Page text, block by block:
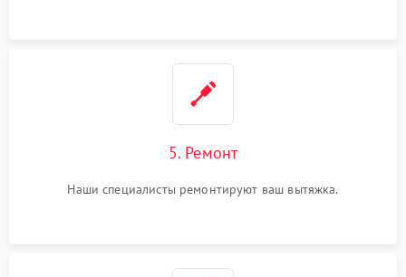
5. Ремонт
Наши специалисты ремонтируют ваш вытяжка.